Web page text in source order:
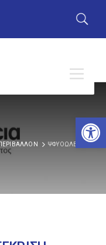
ΠΕΡΙΒΑΛΛΟΝ ΨΦΥΟΩΛΒ-ΚΨΧ